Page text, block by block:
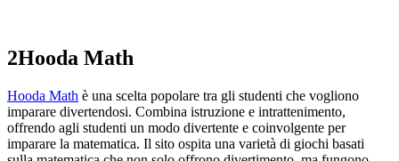
2Hooda Math
Hooda Math è una scelta popolare tra gli studenti che vogliono
imparare divertendosi. Combina istruzione e intrattenimento,
offrendo agli studenti un modo divertente e coinvolgente per
imparare la matematica. Il sito ospita una varietà di giochi basati